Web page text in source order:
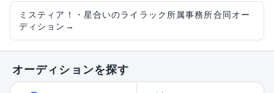
ミスティア！・星合いのライラック所属事務所合同オー
ディション →
オーディションを探す